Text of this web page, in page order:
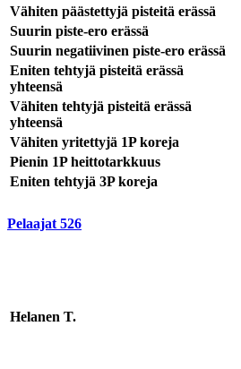
Vähiten päästettyjä pisteitä erässä
Suurin piste-ero erässä
Suurin negatiivinen piste-ero erässä
Eniten tehtyjä pisteitä erässä
yhteensä
Vähiten tehtyjä pisteitä erässä
yhteensä
Vähiten yritettyjä 1P koreja
Pienin 1P heittotarkkuus
Eniten tehtyjä 3P koreja
Pelaajat 526
Helanen T.